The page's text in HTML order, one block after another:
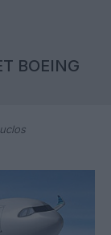
BOEING